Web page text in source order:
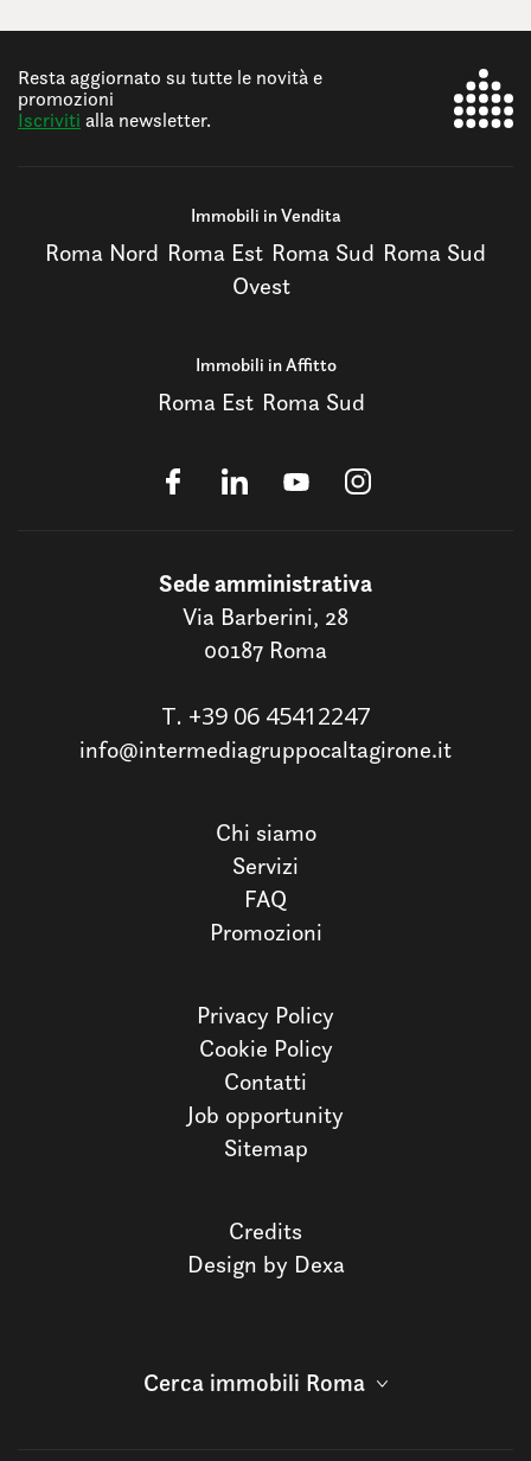
Resta aggiornato su tutte le novità e
promozioni
Iscriviti alla newsletter.
Immobili in Vendita
Roma Nord Roma Est Roma Sud Roma Sud
Ovest
Immobili in Affitto
Roma Est Roma Sud
Sede amministrativa
Via Barberini, 28
00187 Roma
T. +39 06 45412247
info@intermediagruppocaltagirone.it
Chi siamo
Servizi
FAQ
Promozioni
Privacy Policy
Cookie Policy
Contatti
Job opportunity
Sitemap
Credits
Design by Dexa
Cerca immobili Roma